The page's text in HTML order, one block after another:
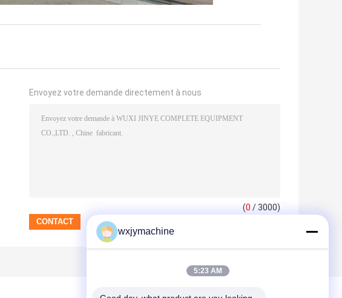
Envoyez votre demande directement à nous
(0 / 3000)
wxjymachine
5:23 AM